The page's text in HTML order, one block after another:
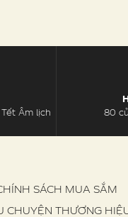
Âm lịch
80
SÁCH MUA SẮM
CHUYỆN THƯƠNG